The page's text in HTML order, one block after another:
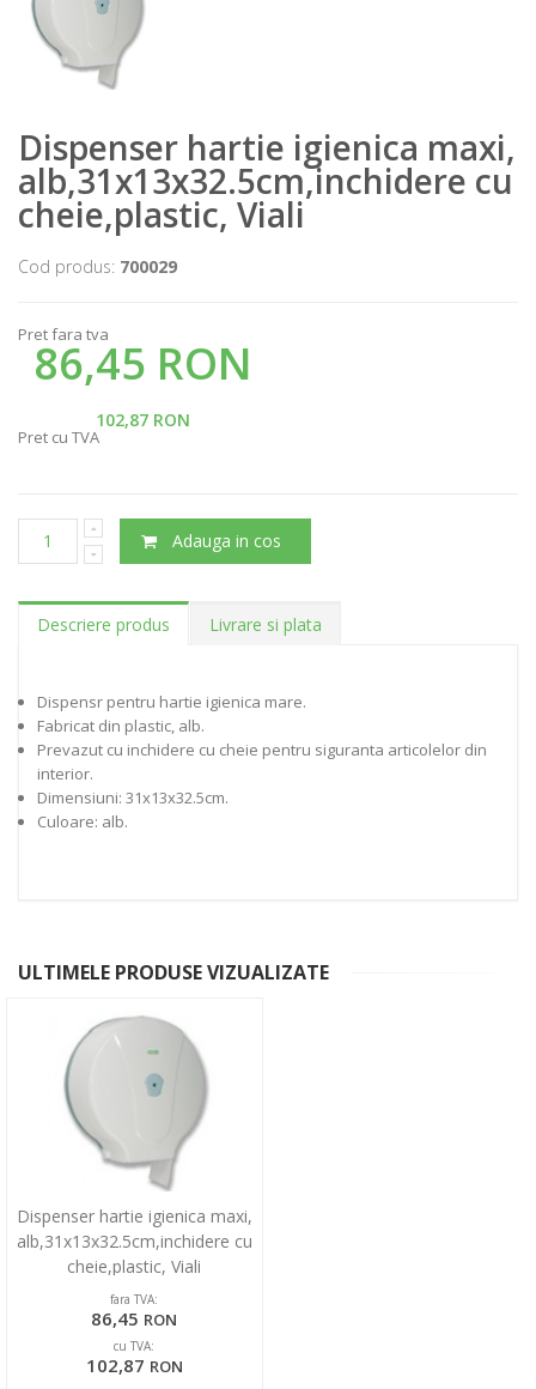
Dispenser hartie igienica maxi,
alb,31x13x32.5cm,inchidere cu
cheie,plastic, Viali
Cod produs: 700029
Pret fara tva
86,45 RON
102,87 RON
Pret cu TVA
Adauga in cos
Descriere produs Livrare si plata
Dispensr pentru hartie igienica mare.
Fabricat din plastic, alb.
Prevazut cu inchidere cu cheie pentru siguranta articolelor din
interior.
Dimensiuni: 31x13x32.5cm.
Culoare: alb.
ULTIMELE PRODUSE VIZUALIZATE
Dispenser hartie igienica maxi,
alb,31x13x32.5cm,inchidere cu
cheie,plastic, Viali
fara TVA:
86,45 RON
cu TVA:
102,87 RON